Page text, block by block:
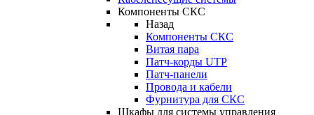
Компоненты СКС
Назад
Компоненты СКС
Витая пара
Патч-корды UTP
Патч-панели
Провода и кабели
Фурнитура для СКС
Шкафы для системы управления